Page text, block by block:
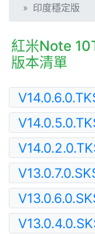
印度穩定版
紅米Note
版本清單